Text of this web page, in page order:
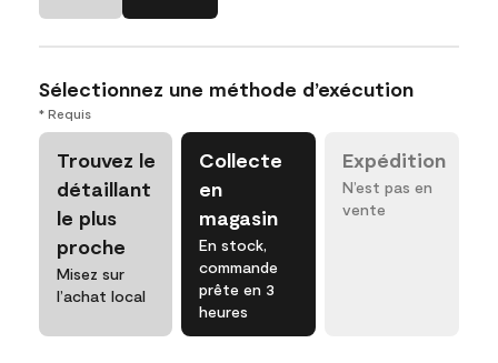
Sélectionnez une méthode d’exécution
* Requis
Trouvez le
détaillant
le plus
proche
Misez sur
l’achat local
Collecte
en
magasin
En stock,
commande
prête en 3
heures
Expédition
N’est pas en
vente